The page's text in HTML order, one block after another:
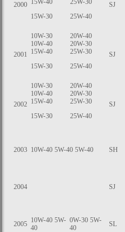
2000
15W-40
15W-30
25W-30
25W-40
SJ
2001
10W-30
10W-40
15W-40
15W-30
20W-40
20W-30
25W-30
25W-40
SJ
2002
10W-30
10W-40
15W-40
15W-30
20W-40
20W-30
25W-30
25W-40
SJ
2003 10W-40 5W-40 5W-40 SH
2004 SJ
2005
10W-40 5W-
40
0W-30 5W-
40
SL